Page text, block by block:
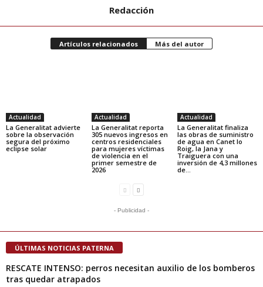
Redacción
Artículos relacionados Más del autor
Actualidad
La Generalitat advierte
sobre la observación
segura del próximo
eclipse solar
Actualidad
La Generalitat reporta
305 nuevos ingresos en
centros residenciales
para mujeres víctimas
de violencia en el
primer semestre de
2026
Actualidad
La Generalitat finaliza
las obras de suministro
de agua en Canet lo
Roig, la Jana y
Traiguera con una
inversión de 4,3 millones
de...
- Publicidad -
ÚLTIMAS NOTICIAS PATERNA
RESCATE INTENSO: perros necesitan auxilio de los bomberos
tras quedar atrapados